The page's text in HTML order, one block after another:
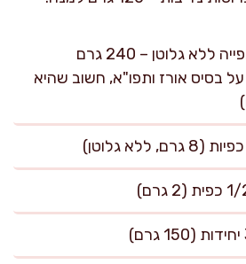
קמח תערובת לאפייה ללא גלוטן – 240 גרם
בסיס אורז ותפו"א, חשוב שהיא